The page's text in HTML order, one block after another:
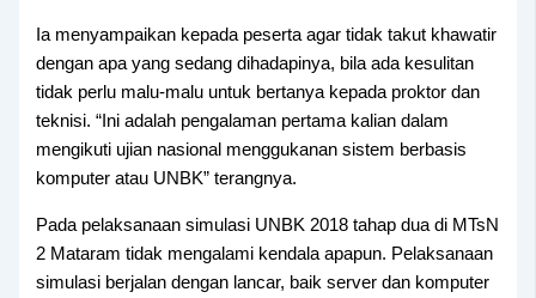
Ia menyampaikan kepada peserta agar tidak takut khawatir
dengan apa yang sedang dihadapinya, bila ada kesulitan
tidak perlu malu-malu untuk bertanya kepada proktor dan
teknisi. “Ini adalah pengalaman pertama kalian dalam
mengikuti ujian nasional menggukanan sistem berbasis
komputer atau UNBK” terangnya.
Pada pelaksanaan simulasi UNBK 2018 tahap dua di MTsN
2 Mataram tidak mengalami kendala apapun. Pelaksanaan
simulasi berjalan dengan lancar, baik server dan komputer